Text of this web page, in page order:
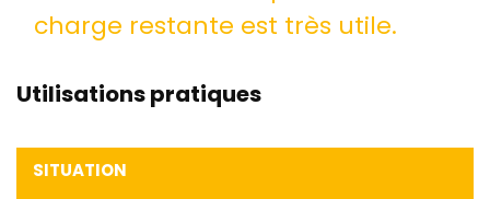
charge restante est très utile.
Utilisations pratiques
SITUATION